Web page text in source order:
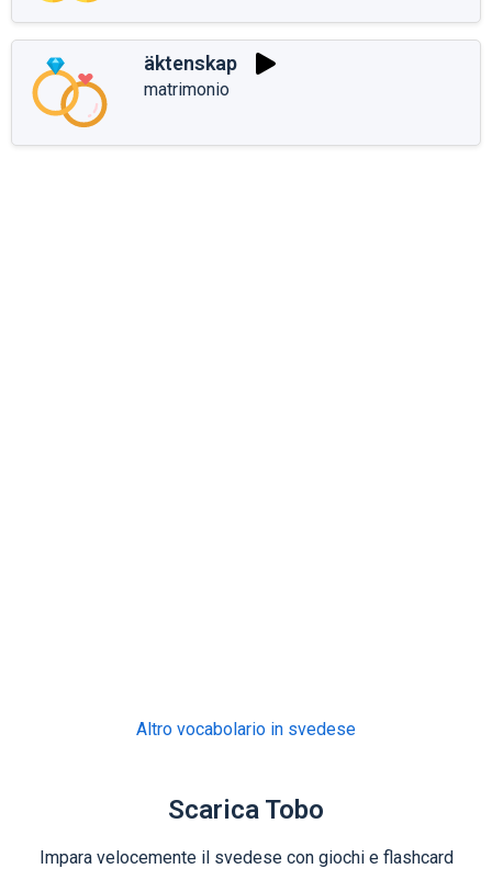
äktenskap
matrimonio
Altro vocabolario in svedese
Scarica Tobo
Impara velocemente il svedese con giochi e flashcard